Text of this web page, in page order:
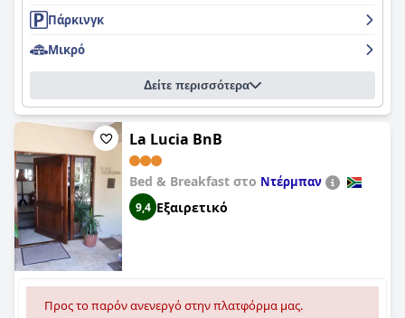
Πάρκινγκ
Μικρό
Δείτε περισσότερα
La Lucia BnB
Bed & Breakfast στο Ντέρμπαν
9,4 Εξαιρετικό
Προς το παρόν ανενεργό στην πλατφόρμα μας.